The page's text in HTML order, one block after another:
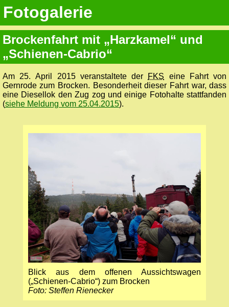
Fotogalerie
Brockenfahrt mit „Harzkamel“ und
„Schienen-Cabrio“
Am 25. April 2015 veranstaltete der FKS eine Fahrt von
Gernrode zum Brocken. Besonderheit dieser Fahrt war, dass
eine Diesellok den Zug zog und einige Fotohalte stattfanden
(siehe Meldung vom 25.04.2015).
Blick aus dem offenen Aussichtswagen
(„Schienen-Cabrio“) zum Brocken
Foto: Steffen Rienecker